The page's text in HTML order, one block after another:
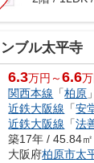
ブル太平寺
6.3万円～6.6
関西本線 「柏原
近鉄大阪線 「安
近鉄大阪線 「法
築17年 / 45.84
大阪府柏原市太